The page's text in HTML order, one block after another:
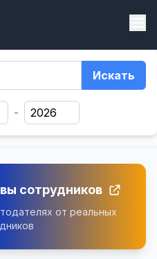
Искать
-
сотрудников
от реальных